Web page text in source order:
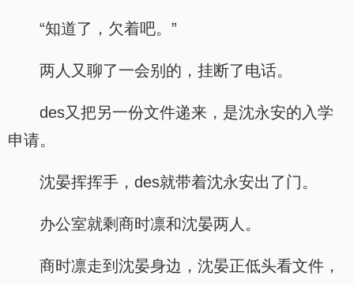
“知道了，欠着吧。”
两人又聊了一会别的，挂断了电话。
des又把另一份文件递来，是沈永安的入学
申请。
沈晏挥挥手，des就带着沈永安出了门。
办公室就剩商时凛和沈晏两人。
商时凛走到沈晏身边，沈晏正低头看文件，